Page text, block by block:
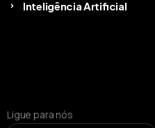
Inteligência Artificial
Ligue para nós